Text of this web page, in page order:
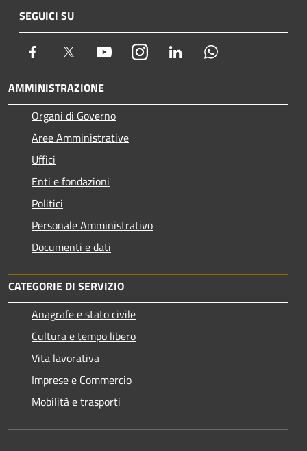
SEGUICI SU
Facebook Twitter YoutubeInstagram LinkedIn
AMMINISTRAZIONE
Organi di Governo
Aree Amministrative
Uffici
Enti e fondazioni
Politici
Personale Amministrativo
Documenti e dati
CATEGORIE DI SERVIZIO
Anagrafe e stato civile
Cultura e tempo libero
Vita lavorativa
Imprese e Commercio
Mobilità e trasporti